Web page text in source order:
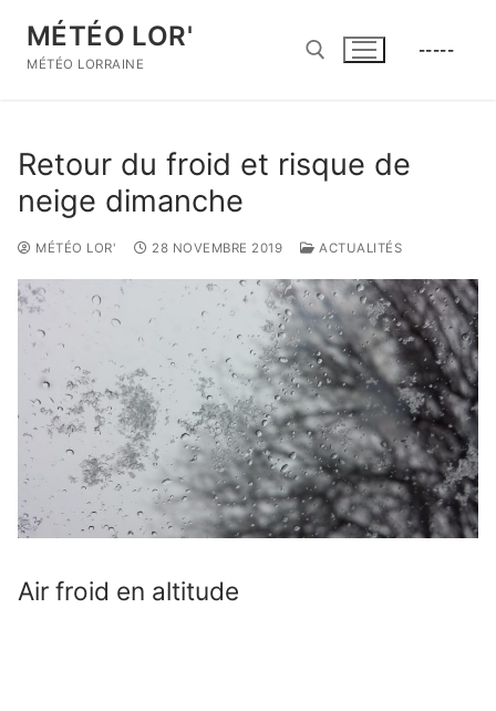
contenu
MÉTÉO LOR'
MÉTÉO LORRAINE
-----
Retour du froid et risque de
neige dimanche
MÉTÉO LOR' 28 NOVEMBRE 2019 ACTUALITÉS
Air froid en altitude